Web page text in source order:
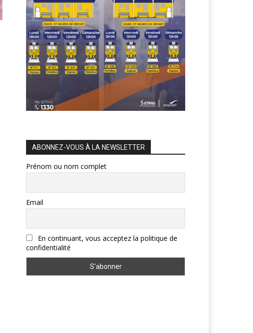
ABONNEZ-VOUS À LA NEWSLETTER
Prénom ou nom complet
Email
En continuant, vous acceptez la politique de
confidentialité